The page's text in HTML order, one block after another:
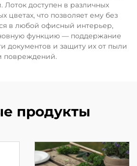
Лоток доступен в различных
цветах, что позволяет ему без
в любой офисный интерьер,
функцию — поддержание
документов и защиту их от пыли
повреждений.
продукты